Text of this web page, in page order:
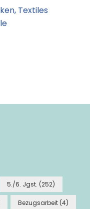
5./6. Jgst. (252)
Bezugsarbeit (4)